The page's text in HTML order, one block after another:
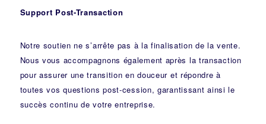
Support Post-Transaction
Notre soutien ne s’arrête pas à la finalisation de la vente.
Nous vous accompagnons également après la transaction
pour assurer une transition en douceur et répondre à
toutes vos questions post-cession, garantissant ainsi le
succès continu de votre entreprise.